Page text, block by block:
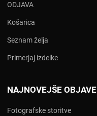
ODJAVA
Košarica
Seznam želja
Primerjaj izdelke
NAJNOVEJŠE OBJAVE
Fotografske storitve